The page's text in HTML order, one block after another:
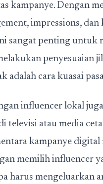
kampanye. Dengan
impressions,
sangat penting untuk
penyesuaian
adalah cara kuasai
influencer lokal
televisi atau media
kampanye
memilih influencer
harus mengeluarkan